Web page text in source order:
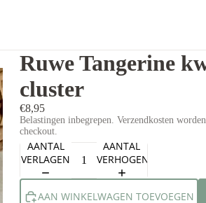
Ruwe Tangerine
cluster
€8,95
Belastingen inbegrepen. Verzendkosten
checkout.
AANTAL
VERLAGEN
AANTAL
VERHOGEN
AAN WINKELWAGEN TOEVOEGEN